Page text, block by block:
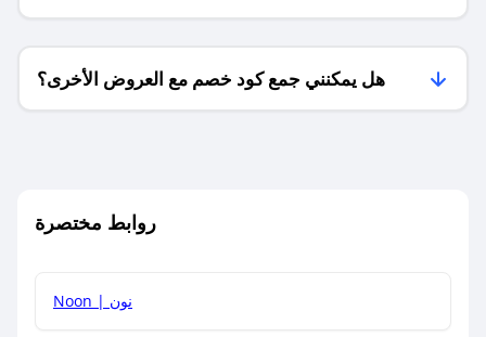
فقط؟
هل يمكنني جمع كود خصم مع العروض الأخرى؟
روابط مختصرة
Noon | نون